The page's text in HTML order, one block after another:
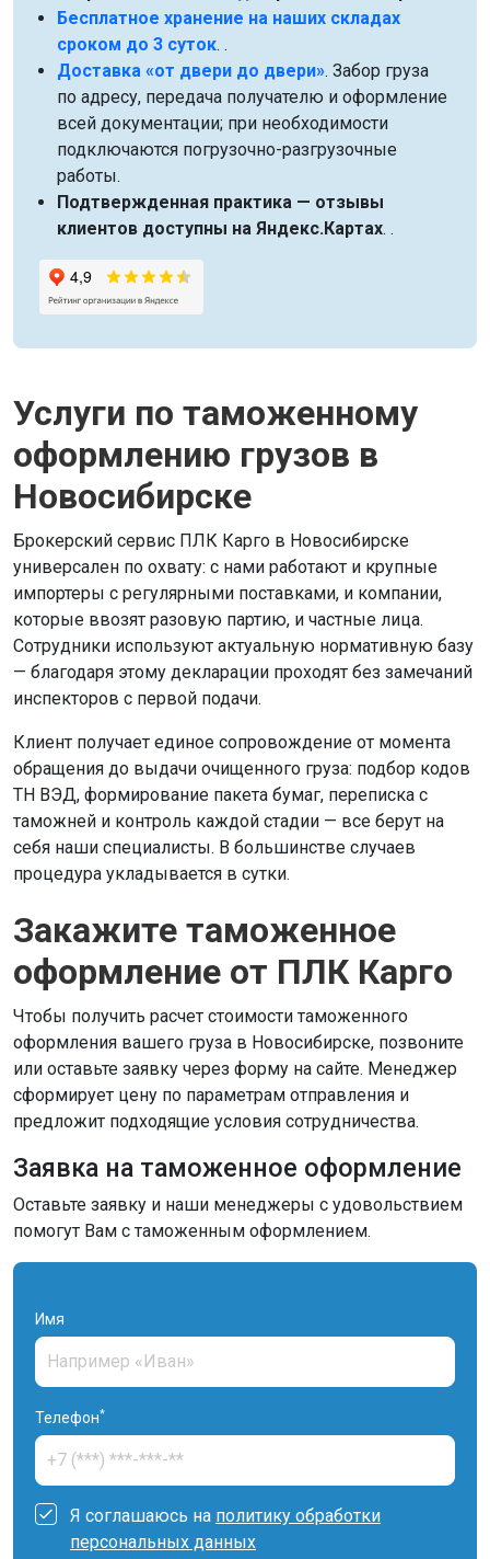
Бесплатное хранение на наших складах
сроком до 3 суток. .
Доставка «от двери до двери». Забор груза
по адресу, передача получателю и оформление
всей документации; при необходимости
подключаются погрузочно-разгрузочные
работы.
Подтвержденная практика — отзывы
клиентов доступны на Яндекс.Картах. .
Услуги по таможенному
оформлению грузов в
Новосибирске
Брокерский сервис ПЛК Карго в Новосибирске
универсален по охвату: с нами работают и крупные
импортеры с регулярными поставками, и компании,
которые ввозят разовую партию, и частные лица.
Сотрудники используют актуальную нормативную базу
— благодаря этому декларации проходят без замечаний
инспекторов с первой подачи.
Клиент получает единое сопровождение от момента
обращения до выдачи очищенного груза: подбор кодов
ТН ВЭД, формирование пакета бумаг, переписка с
таможней и контроль каждой стадии — все берут на
себя наши специалисты. В большинстве случаев
процедура укладывается в сутки.
Закажите таможенное
оформление от ПЛК Карго
Чтобы получить расчет стоимости таможенного
оформления вашего груза в Новосибирске, позвоните
или оставьте заявку через форму на сайте. Менеджер
сформирует цену по параметрам отправления и
предложит подходящие условия сотрудничества.
Заявка на таможенное оформление
Оставьте заявку и наши менеджеры с удовольствием
помогут Вам с таможенным оформлением.
Имя
Телефон*
Я соглашаюсь на политику обработки
персональных данных